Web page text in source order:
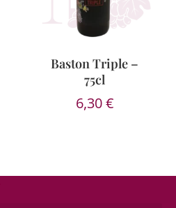
Baston Triple –
75cl
6,30€